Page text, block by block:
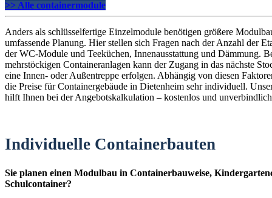
>> Alle containermodule
Anders als schlüsselfertige Einzelmodule benötigen größere
umfassende Planung. Hier stellen sich Fragen nach der Anzahl der
der WC-Module und Teeküchen, Innenausstattung und Dämmung.
mehrstöckigen Containeranlagen kann der Zugang in das nächste
eine Innen- oder Außentreppe erfolgen. Abhängig von diesen
die Preise für Containergebäude in Dietenheim sehr individuell.
hilft Ihnen bei der Angebotskalkulation – kostenlos und
Individuelle Containerbauten
Sie planen einen Modulbau in Containerbauweise,
Schulcontainer?